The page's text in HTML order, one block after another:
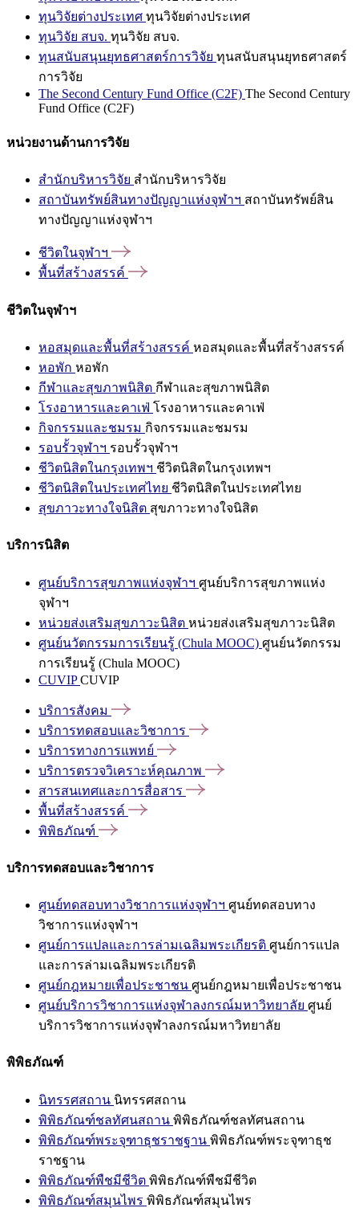
ทุนวิจัยต่างประเทศ ทุนวิจัยต่างประเทศ
ทุนวิจัย สบจ. ทุนวิจัย สบจ.
ทุนสนับสนุนยุทธศาสตร์การวิจัย ทุนสนับสนุนยุทธศาสตร์
การวิจัย
The Second Century Fund Office (C2F) The Second Century
Fund Office (C2F)
หน่วยงานด้านการวิจัย
สำนักบริหารวิจัย สำนักบริหารวิจัย
สถาบันทรัพย์สินทางปัญญาแห่งจุฬาฯ สถาบันทรัพย์สิน
ทางปัญญาแห่งจุฬาฯ
ชีวิตในจุฬาฯ
พื้นที่สร้างสรรค์
ชีวิตในจุฬาฯ
หอสมุดและพื้นที่สร้างสรรค์ หอสมุดและพื้นที่สร้างสรรค์
หอพัก หอพัก
กีฬาและสุขภาพนิสิต กีฬาและสุขภาพนิสิต
โรงอาหารและคาเฟ่ โรงอาหารและคาเฟ่
กิจกรรมและชมรม กิจกรรมและชมรม
รอบรั้วจุฬาฯ รอบรั้วจุฬาฯ
ชีวิตนิสิตในกรุงเทพฯ ชีวิตนิสิตในกรุงเทพฯ
ชีวิตนิสิตในประเทศไทย ชีวิตนิสิตในประเทศไทย
สุขภาวะทางใจนิสิต สุขภาวะทางใจนิสิต
บริการนิสิต
ศูนย์บริการสุขภาพแห่งจุฬาฯ ศูนย์บริการสุขภาพแห่ง
จุฬาฯ
หน่วยส่งเสริมสุขภาวะนิสิต หน่วยส่งเสริมสุขภาวะนิสิต
ศูนย์นวัตกรรมการเรียนรู้ (Chula MOOC) ศูนย์นวัตกรรม
การเรียนรู้ (Chula MOOC)
CUVIPCUVIP
บริการสังคม
บริการทดสอบและวิชาการ
บริการทางการแพทย์
บริการตรวจวิเคราะห์คุณภาพ
สารสนเทศและการสื่อสาร
พื้นที่สร้างสรรค์
พิพิธภัณฑ์
บริการทดสอบและวิชาการ
ศูนย์ทดสอบทางวิชาการแห่งจุฬาฯ ศูนย์ทดสอบทาง
วิชาการแห่งจุฬาฯ
ศูนย์การแปลและการล่ามเฉลิมพระเกียรติ ศูนย์การแปล
และการล่ามเฉลิมพระเกียรติ
ศูนย์กฎหมายเพื่อประชาชน ศูนย์กฎหมายเพื่อประชาชน
ศูนย์บริการวิชาการแห่งจุฬาลงกรณ์มหาวิทยาลัย ศูนย์
บริการวิชาการแห่งจุฬาลงกรณ์มหาวิทยาลัย
พิพิธภัณฑ์
นิทรรศสถาน นิทรรศสถาน
พิพิธภัณฑ์ชลทัศนสถาน พิพิธภัณฑ์ชลทัศนสถาน
พิพิธภัณฑ์พระจุฑาธุชราชฐาน พิพิธภัณฑ์พระจุฑาธุช
ราชฐาน
พิพิธภัณฑ์พืชมีชีวิต พิพิธภัณฑ์พืชมีชีวิต
พิพิธภัณฑ์สมุนไพร พิพิธภัณฑ์สมุนไพร